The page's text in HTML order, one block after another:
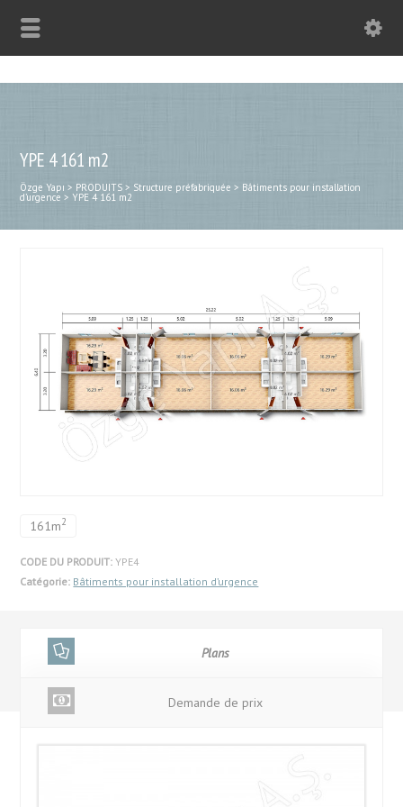
YPE 4 161 m2
Özge Yapı > PRODUITS > Structure préfabriquée > Bâtiments pour installation
d’urgence > YPE 4 161 m2
161m2
CODE DU PRODUIT: YPE4
Catégorie: Bâtiments pour installation d’urgence
Plans
Demande de prix